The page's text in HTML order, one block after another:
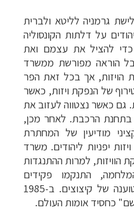
פלישת גרמניה לליטא ולברית
על דלתות הקונסוליה
כדי להציל את עצמם ואת
הוראה מפורשת ממשרד
הויזות, אך בכל זאת הפר
של הנפקת ויזות, כאשר
גם כאשר נצטווה לעזוב את
בתחנת הרכבת. לאחר מכן,
מודיעין של המחתרת
יפניות ליהודים. משרד
הוויזות, למרות ההתנגדות
התנקמו פקידים
בסוגיהארה ופיטרו אותו בטוענה של קיצוצים. ב-1985
כחסיד אומות העולם.